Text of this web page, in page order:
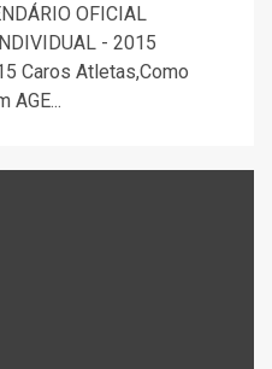
OFICIAL
- 2015
Caros Atletas,Como
AGE...